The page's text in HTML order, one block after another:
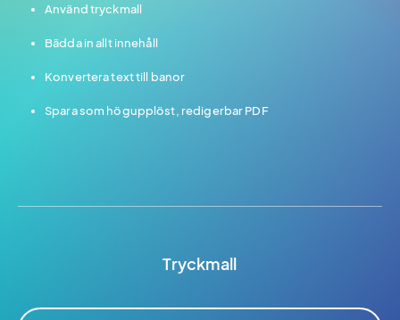
Använd tryckmall
Bädda in allt innehåll
Konvertera text till banor
Spara som högupplöst, redigerbar PDF
Tryckmall